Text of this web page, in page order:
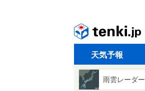
天気予報
雨雲レーダー